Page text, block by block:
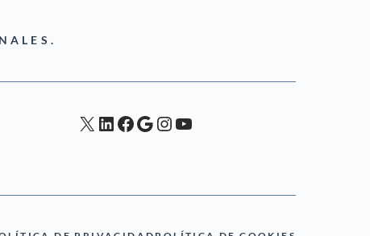
X LinkedIn
Facebook
Google
Instagram
YouTube